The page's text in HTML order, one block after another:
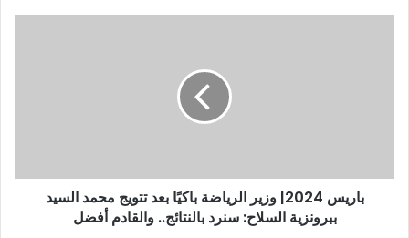
باريس 2024| وزير الرياضة باكيًا بعد تتويج محمد السيد
ببرونزية السلاح: سنرد بالنتائج.. والقادم أفضل